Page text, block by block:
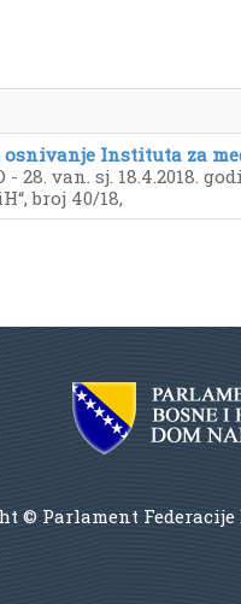
osnivanje Instituta za
van. sj. 18.4.2018.
broj 40/18,
© Parlament Federacije